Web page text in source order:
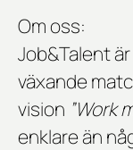
Om oss:
Job&Talent
växande
vision ”Work
enklare än